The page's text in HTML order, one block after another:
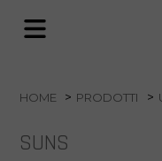
HOME PRODOTTI
SUNS